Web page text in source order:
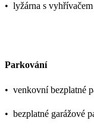
• lyžárna s
Parkování
• venkovní bezplatné
• bezplatné garážové